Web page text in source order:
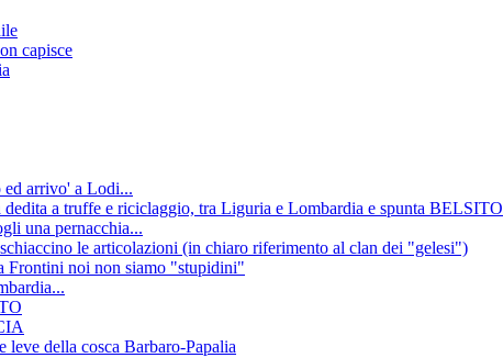
capisce
arrivo' a Lodi...
dedita a truffe e riciclaggio, tra Liguria e Lombardia e spunta BELSITO
una pernacchia...
le articolazioni (in chiaro riferimento al clan dei "gelesi")
Frontini noi non siamo "stupidini"
leve della cosca Barbaro-Papalia